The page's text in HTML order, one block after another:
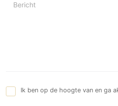
Bericht
Ik ben op de hoogte van en ga